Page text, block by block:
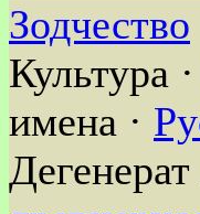
Зодчество
Культура
имена ·
Дегенерат